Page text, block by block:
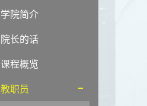
学院简介
院长的话
课程概览
教职员